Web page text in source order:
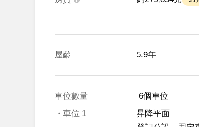
屋齡 5.9年
車位數量
6個車位
・車位 1
昇降平面